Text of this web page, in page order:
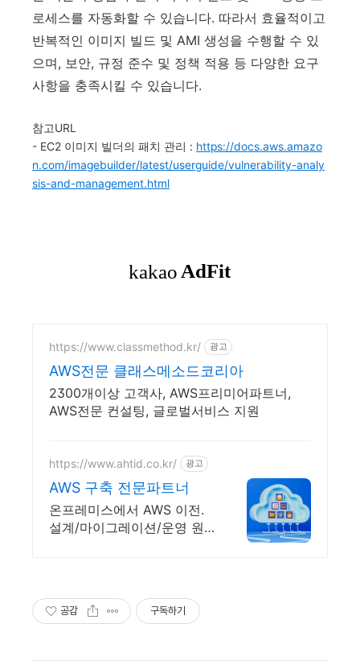
로세스를 자동화할 수 있습니다. 따라서 효율적이고
반복적인 이미지 빌드 및 AMI 생성을 수행할 수 있
으며, 보안, 규정 준수 및 정책 적용 등 다양한 요구
사항을 충족시킬 수 있습니다.
참고URL
- EC2 이미지 빌더의 패치 관리 : https://docs.aws.amazo
n.com/imagebuilder/latest/userguide/vulnerability-analy
sis-and-management.html
https://www.classmethod.kr/ 광고
AWS전문 클래스메소드코리아
2300개이상 고객사, AWS프리미어파트너,
AWS전문 컨설팅, 글로벌서비스 지원
https://www.ahtid.co.kr/ 광고
AWS 구축 전문파트너
온프레미스에서 AWS 이전.
설계/마이그레이션/운영 원
공감 구독하기